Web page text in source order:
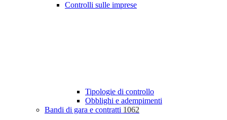
Controlli sulle imprese
Tipologie di controllo
Obblighi e adempimenti
Bandi di gara e contratti 1062